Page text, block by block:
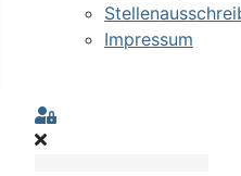
Impressum
Sign In